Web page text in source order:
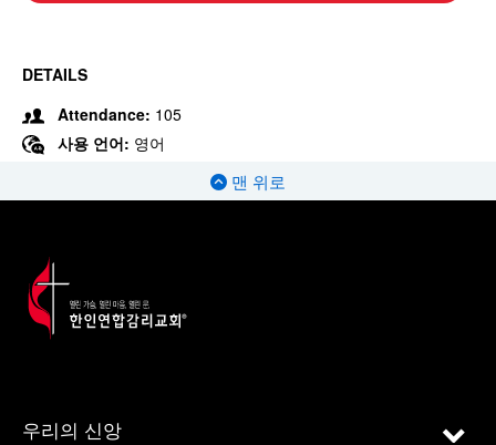
DETAILS
Attendance: 105
사용 언어: 영어
맨 위로
우리의 신앙